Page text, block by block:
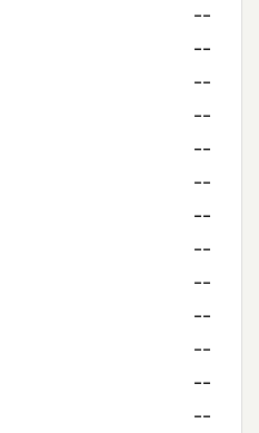
--
--
--
--
--
--
--
--
--
--
--
--
--